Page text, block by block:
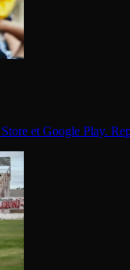
et Google Play.